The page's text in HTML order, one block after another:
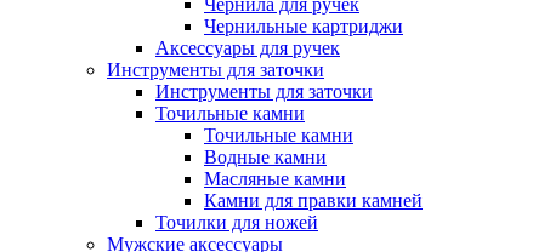
Чернильные картриджи
Аксессуары для ручек
Инструменты для заточки
Инструменты для заточки
Точильные камни
Точильные камни
Водные камни
Масляные камни
Камни для правки камней
Точилки для ножей
Мужские аксессуары